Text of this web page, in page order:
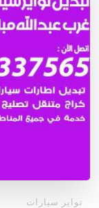
تواير سيارات